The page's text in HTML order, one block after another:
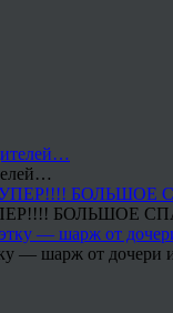
БОЛЬШОЕ
— шарж от дочери